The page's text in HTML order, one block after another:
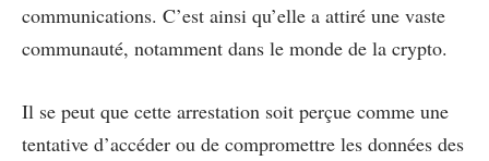
communications. C’est ainsi qu’elle a attiré une vaste
communauté, notamment dans le monde de la crypto.
Il se peut que cette arrestation soit perçue comme une
tentative d’accéder ou de compromettre les données des